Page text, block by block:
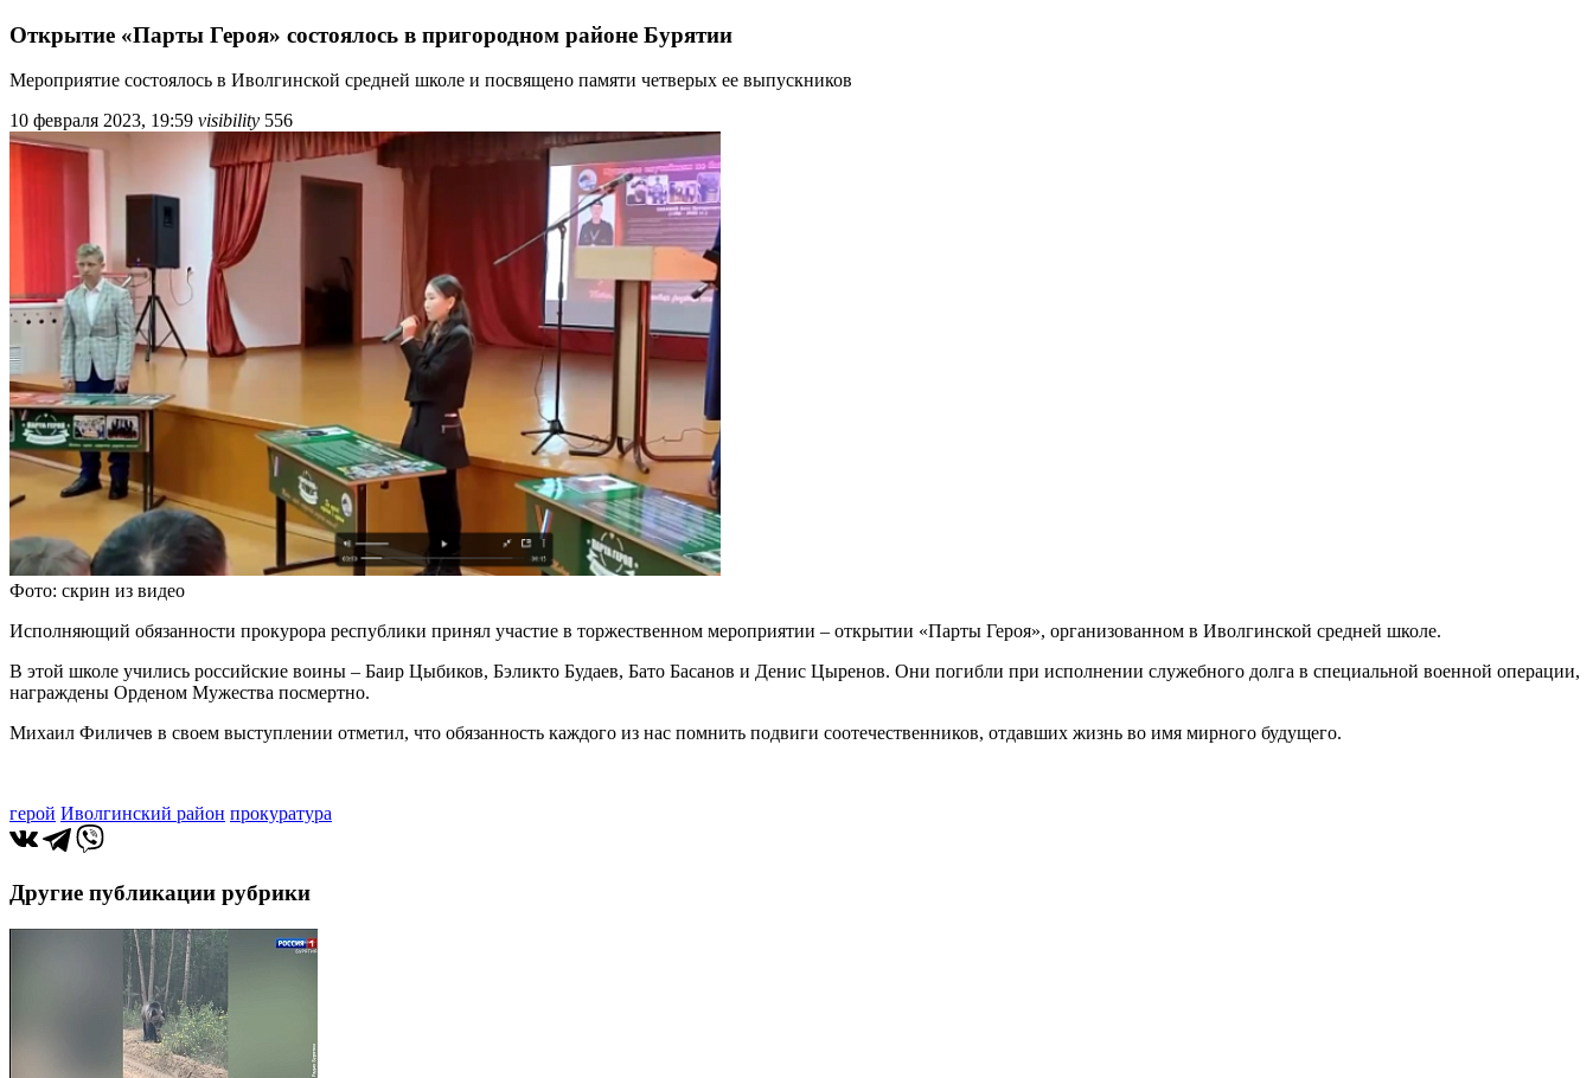
Открытие «Парты Героя» состоялось в пригородном районе Бурятии
Мероприятие состоялось в Иволгинской средней школе и посвящено памяти четверых ее выпускников
10 февраля 2023, 19:59 visibility 556
Фото: скрин из видео
Исполняющий обязанности прокурора республики принял участие в торжественном мероприятии – открытии «Парты Героя», организованном в Иволгинской средней школе.
В этой школе учились российские воины – Баир Цыбиков, Бэликто Будаев, Бато Басанов и Денис Цыренов. Они погибли при исполнении служебного долга в специальной военной операции,
награждены Орденом Мужества посмертно.
Михаил Филичев в своем выступлении отметил, что обязанность каждого из нас помнить подвиги соотечественников, отдавших жизнь во имя мирного будущего.
герой Иволгинский район прокуратура
Другие публикации рубрики